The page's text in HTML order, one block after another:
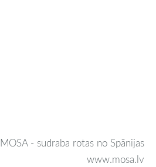
MOSA - sudraba rotas no Spānijas
www.mosa.lv